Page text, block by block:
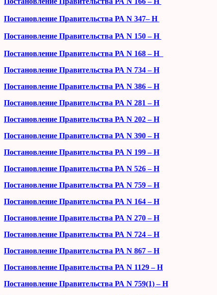
Постановление Правительства РА N 347– Н
Постановление Правительства РА N 150 – Н
Постановление Правительства РА N 168 – Н
Постановление Правительства РА N 734 – H
Постановление Правительства РА N 386 – H
Постановление Правительства РА N 281 – H
Постановление Правительства РА N 202 – H
Постановление Правительства РА N 390 – H
Постановление Правительства РА N 199 – H
Постановление Правительства РА N 526 – H
Постановление Правительства РА N 759 – H
Постановление Правительства РА N 164 – H
Постановление Правительства РА N 270 – H
Постановление Правительства РА N 724 – H
Постановление Правительства РА N 867 – H
Постановление Правительства РА N 1129 – H
Постановление Правительства РА N 759(1) – H